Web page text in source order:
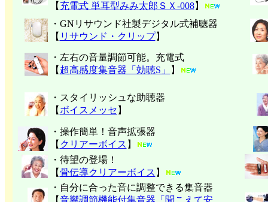
【 充電式 単耳型みみ太郎ＳＸ-008】
・GNリサウンド社製デジタル式補聴器
【 リサウンド・クリップ】
・左右の音量調節可能。充電式
【 超高感度集音器「効聴S」 】
・スタイリッシュな助聴器
【 ボイスメッセ 】
・操作簡単！音声拡張器
【 クリアーボイス 】
・待望の登場！
【骨伝導クリアーボイス 】
・自分に合った音に調整できる集音器
【音響調節機能付集音器「聞こえて安